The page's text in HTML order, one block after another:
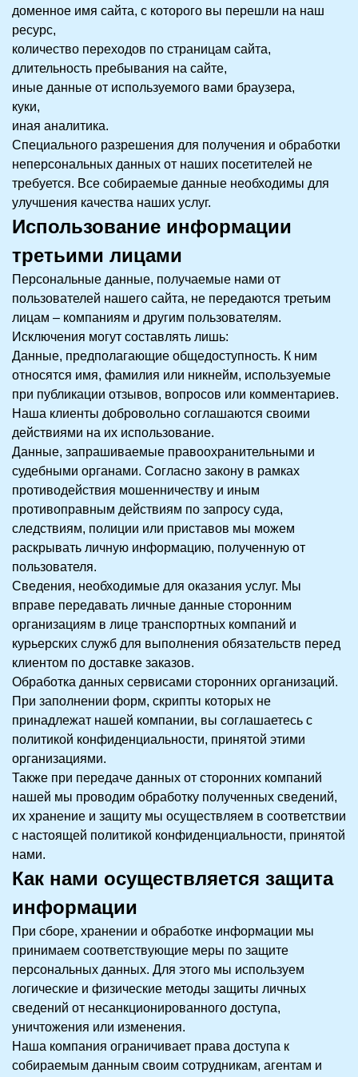
доменное имя сайта, с которого вы перешли на наш
ресурс,
количество переходов по страницам сайта,
длительность пребывания на сайте,
иные данные от используемого вами браузера,
куки,
иная аналитика.
Специального разрешения для получения и обработки
неперсональных данных от наших посетителей не
требуется. Все собираемые данные необходимы для
улучшения качества наших услуг.
Использование информации
третьими лицами
Персональные данные, получаемые нами от
пользователей нашего сайта, не передаются третьим
лицам – компаниям и другим пользователям.
Исключения могут составлять лишь:
Данные, предполагающие общедоступность. К ним
относятся имя, фамилия или никнейм, используемые
при публикации отзывов, вопросов или комментариев.
Наша клиенты добровольно соглашаются своими
действиями на их использование.
Данные, запрашиваемые правоохранительными и
судебными органами. Согласно закону в рамках
противодействия мошенничеству и иным
противоправным действиям по запросу суда,
следствиям, полиции или приставов мы можем
раскрывать личную информацию, полученную от
пользователя.
Сведения, необходимые для оказания услуг. Мы
вправе передавать личные данные сторонним
организациям в лице транспортных компаний и
курьерских служб для выполнения обязательств перед
клиентом по доставке заказов.
Обработка данных сервисами сторонних организаций.
При заполнении форм, скрипты которых не
принадлежат нашей компании, вы соглашаетесь с
политикой конфиденциальности, принятой этими
организациями.
Также при передаче данных от сторонних компаний
нашей мы проводим обработку полученных сведений,
их хранение и защиту мы осуществляем в соответствии
с настоящей политикой конфиденциальности, принятой
нами.
Как нами осуществляется защита
информации
При сборе, хранении и обработке информации мы
принимаем соответствующие меры по защите
персональных данных. Для этого мы используем
логические и физические методы защиты личных
сведений от несанкционированного доступа,
уничтожения или изменения.
Наша компания ограничивает права доступа к
собираемым данным своим сотрудникам, агентам и